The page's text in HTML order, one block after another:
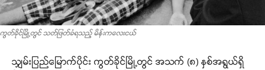
ကွတ်ခိုင်မြို့တွင် သတ်ဖြတ်ခံရသည့် မိန်းကလေးငယ်
သျှမ်းပြည်မြောက်ပိုင်း ကွတ်ခိုင်မြို့တွင် အသက် (၈) နှစ်အရွယ်ရှိ